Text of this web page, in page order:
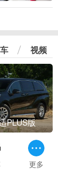
视频
PLUS版
更多